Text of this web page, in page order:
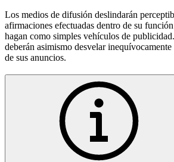
Los medios de difusión deslindarán
afirmaciones efectuadas dentro de su
hagan como simples vehículos de
deberán asimismo desvelar
de sus anuncios.